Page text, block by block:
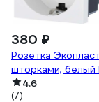
380 ₽
Розетка
шторками, белый
4.6
(7)